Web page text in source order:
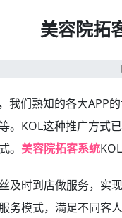
美容院拓
我们熟知的各大APP
。KOL这种推广方式
。 美容院拓客系统
及时到店做服务，实
务模式，满足不同客